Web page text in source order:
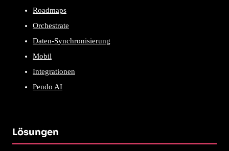
Roadmaps
Orchestrate
Daten-Synchronisierung
Mobil
Integrationen
Pendo AI
Lösungen